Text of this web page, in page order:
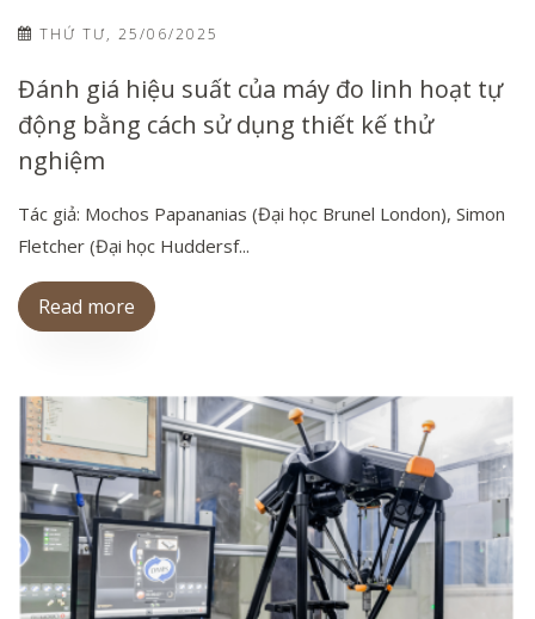
THỨ TƯ, 25/06/2025
Đánh giá hiệu suất của máy đo linh hoạt tự
động bằng cách sử dụng thiết kế thử
nghiệm
Tác giả: Mochos Papananias (Đại học Brunel London), Simon
Fletcher (Đại học Huddersf...
Read more